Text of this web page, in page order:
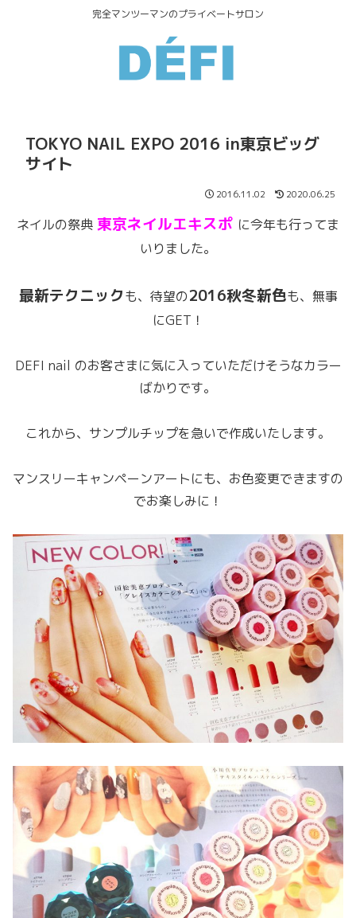
完全マンツーマンのプライベートサロン
TOKYO NAIL EXPO 2016 in東京ビッグ
サイト
2016.11.02 2020.06.25
ネイルの祭典 東京ネイルエキスポ に今年も行ってま
いりました。
最新テクニックも、待望の2016秋冬新色も、無事
にGET！
DEFI nail のお客さまに気に入っていただけそうなカラー
ばかりです。
これから、サンプルチップを急いで作成いたします。
マンスリーキャンペーンアートにも、お色変更できますの
でお楽しみに！